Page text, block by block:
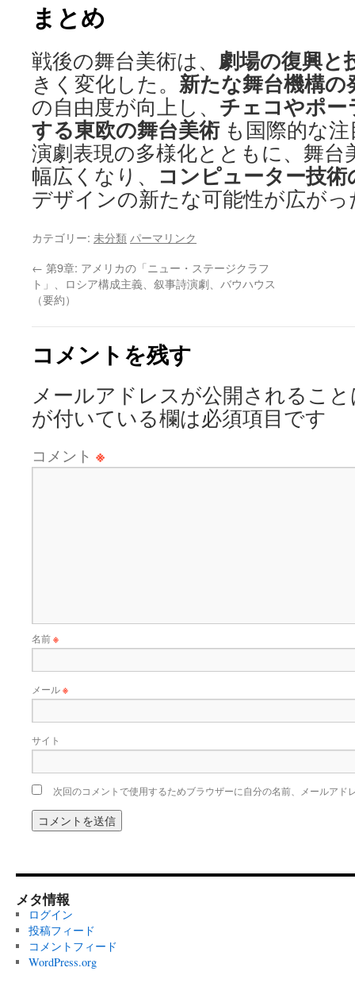
まとめ
戦後の舞台美術は、 劇場の復興と
きく変化した。 新たな舞台機構の
の自由度が向上し、 チェコやポ
する東欧の舞台美術も国際的な
演劇表現の多様化とともに、舞
幅広くなり、
コンピューター技術
デザインの新たな可能性が広が
カテゴリー: 未分類 パーマリンク
← 第9章: アメリカの「ニュー・ステージクラフ
ト」、ロシア構成主義、叙事詩演劇、バウハウス
（要約）
コメントを残す
メールアドレスが公開されるこ
が付いている欄は必須項目です
コメント ※
名前※
メール※
サイト
次回のコメントで使用するためブラウザーに自分の名前、メールアド
メタ情報
ログイン
投稿フィード
コメントフィード
WordPress.org